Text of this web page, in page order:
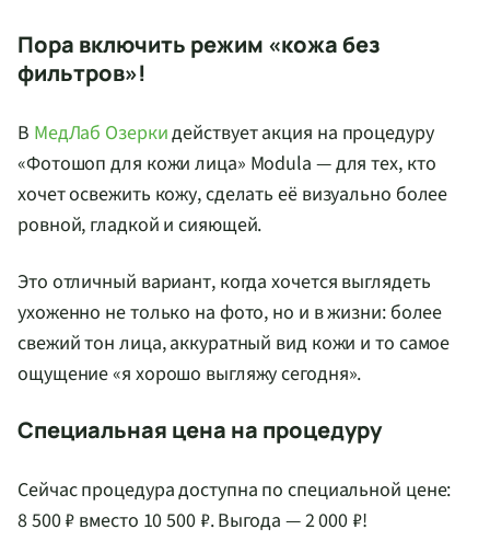
Пора включить режим «кожа без
фильтров»!
В МедЛаб Озеркидействует акция на процедуру
«Фотошоп для кожи лица» Modula — для тех, кто
хочет освежить кожу, сделать её визуально более
ровной, гладкой и сияющей.
Это отличный вариант, когда хочется выглядеть
ухоженно не только на фото, но и в жизни: более
свежий тон лица, аккуратный вид кожи и то самое
ощущение «я хорошо выгляжу сегодня».
Специальная цена на процедуру
Сейчас процедура доступна по специальной цене:
8 500 ₽ вместо 10 500 ₽. Выгода — 2 000 ₽!